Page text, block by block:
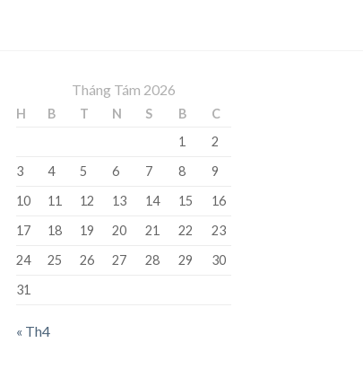
Tháng Tám 2026
H B T N S B
C
1
2
3
4 5 6 7 8
9
10
11 12 13 14 15
16
17
18 19 20 21 22
23
24
25 26 27 28 29
30
31
« Th4